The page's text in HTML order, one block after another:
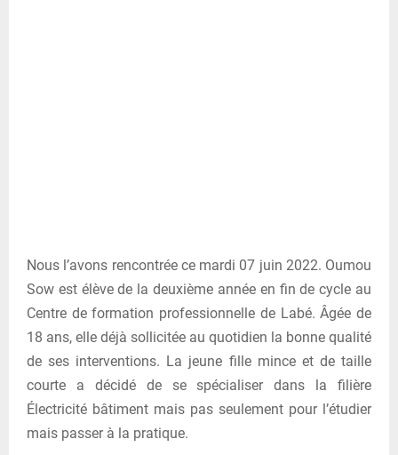
Nous l’avons rencontrée ce mardi 07 juin 2022. Oumou
Sow est élève de la deuxième année en fin de cycle au
Centre de formation professionnelle de Labé. Âgée de
18 ans, elle déjà sollicitée au quotidien la bonne qualité
de ses interventions. La jeune fille mince et de taille
courte a décidé de se spécialiser dans la filière
Électricité bâtiment mais pas seulement pour l’étudier
mais passer à la pratique.